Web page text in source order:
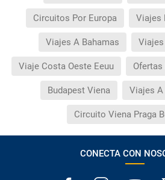
Circuitos Por Europa Viajes
Viajes A Bahamas
Viaje Costa Oeste Eeuu Ofertas
Budapest Viena Viajes A
Circuito Viena Praga
CONECTA CON